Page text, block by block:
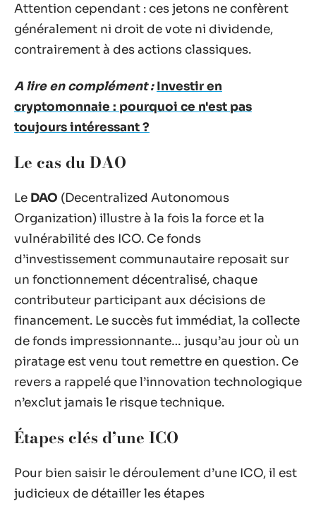
Attention cependant : ces jetons ne confèrent
généralement ni droit de vote ni dividende,
contrairement à des actions classiques.
A lire en complément : Investir en
cryptomonnaie : pourquoi ce n'est pas
toujours intéressant ?
Le cas du DAO
Le DAO (Decentralized Autonomous
Organization) illustre à la fois la force et la
vulnérabilité des ICO. Ce fonds
d’investissement communautaire reposait sur
un fonctionnement décentralisé, chaque
contributeur participant aux décisions de
financement. Le succès fut immédiat, la collecte
de fonds impressionnante… jusqu’au jour où un
piratage est venu tout remettre en question. Ce
revers a rappelé que l’innovation technologique
n’exclut jamais le risque technique.
Étapes clés d’une ICO
Pour bien saisir le déroulement d’une ICO, il est
judicieux de détailler les étapes